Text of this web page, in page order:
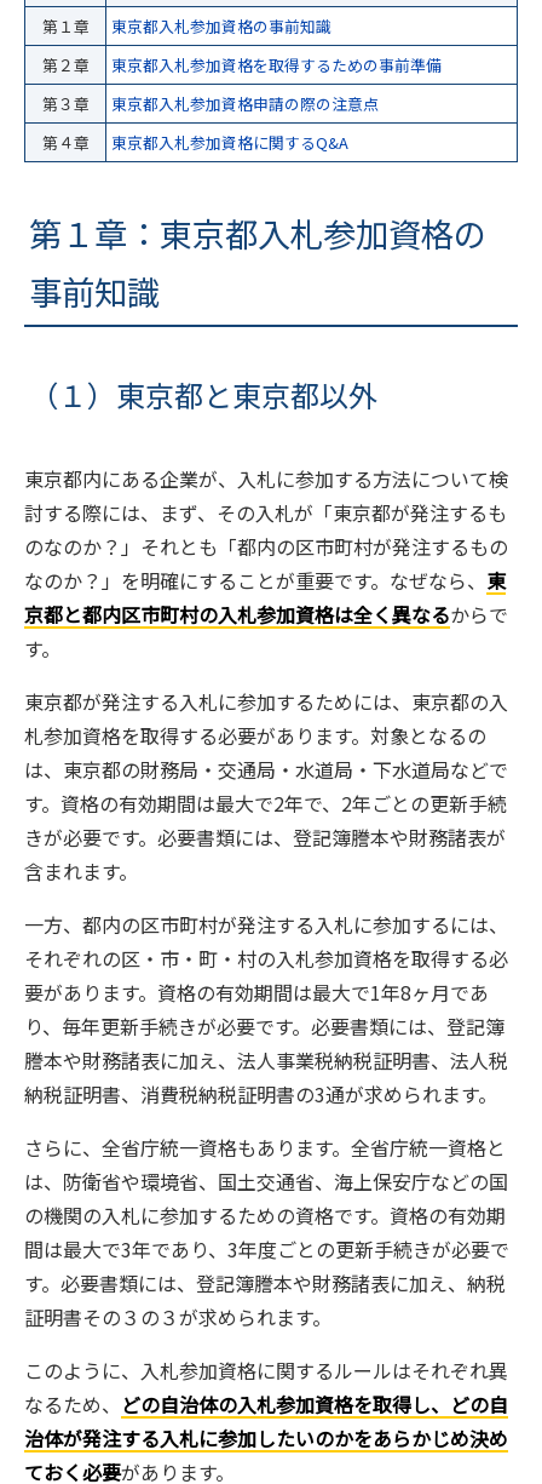
第１章
東京都入札参加資格の事前知識
第２章
東京都入札参加資格を取得するための事前準備
第３章
東京都入札参加資格申請の際の注意点
第４章
東京都入札参加資格に関するQ&A
第１章：東京都入札参加資格の
事前知識
（１）東京都と東京都以外
東京都内にある企業が、入札に参加する方法について検
討する際には、まず、その入札が「東京都が発注するも
のなのか？」それとも「都内の区市町村が発注するもの
なのか？」を明確にすることが重要です。なぜなら、 東
京都と都内区市町村の入札参加資格は全く異なるからで
す。
東京都が発注する入札に参加するためには、東京都の入
札参加資格を取得する必要があります。対象となるの
は、東京都の財務局・交通局・水道局・下水道局などで
す。資格の有効期間は最大で2年で、2年ごとの更新手続
きが必要です。必要書類には、登記簿謄本や財務諸表が
含まれます。
一方、都内の区市町村が発注する入札に参加するには、
それぞれの区・市・町・村の入札参加資格を取得する必
要があります。資格の有効期間は最大で1年8ヶ月であ
り、毎年更新手続きが必要です。必要書類には、登記簿
謄本や財務諸表に加え、法人事業税納税証明書、法人税
納税証明書、消費税納税証明書の3通が求められます。
さらに、全省庁統一資格もあります。全省庁統一資格と
は、防衛省や環境省、国土交通省、海上保安庁などの国
の機関の入札に参加するための資格です。資格の有効期
間は最大で3年であり、3年度ごとの更新手続きが必要で
す。必要書類には、登記簿謄本や財務諸表に加え、納税
証明書その３の３が求められます。
このように、入札参加資格に関するルールはそれぞれ異
なるため、 どの自治体の入札参加資格を取得し、どの自
治体が発注する入札に参加したいのかをあらかじめ決め
ておく必要があります。